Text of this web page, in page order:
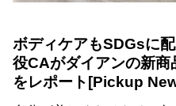
ボディケアもSDGsに
役CAがダイアンの新商
をレポート